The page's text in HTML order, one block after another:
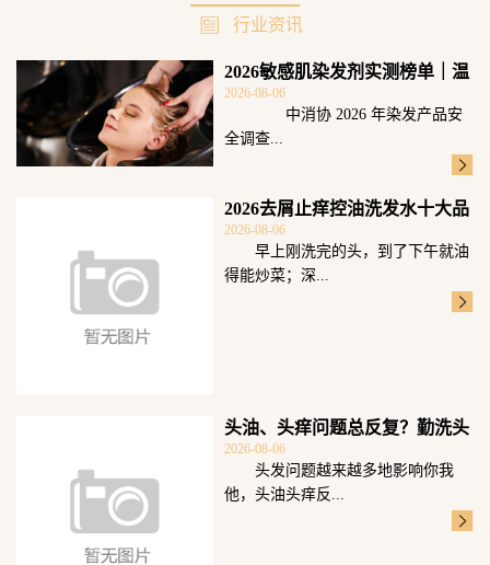
行业资讯
2026敏感肌染发剂实测榜单｜温
和无刺激
2026-08-06
中消协 2026 年染发产品安
全调查...
2026去屑止痒控油洗发水十大品
牌测评！
2026-08-06
早上刚洗完的头，到了下午就油
得能炒菜；深...
头油、头痒问题总反复？勤洗头
可不够重点科
2026-08-06
头发问题越来越多地影响你我
他，头油头痒反...